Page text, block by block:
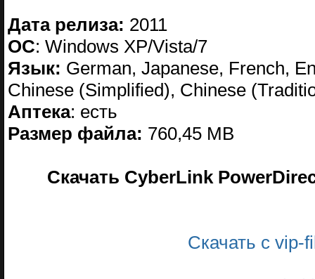
Дата релиза: 2011
ОС: Windows XP/Vista/7
Язык: German, Japanese, French,
Chinese (Simplified), Chinese
Аптека: есть
Размер файла: 760,45 MB
Скачать CyberLink
Скачать с